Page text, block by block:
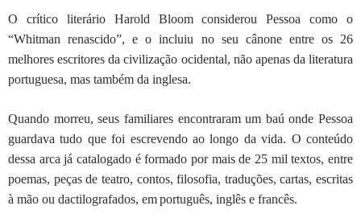
O crítico literário Harold Bloom considerou Pessoa como o
“Whitman renascido”, e o incluiu no seu cânone entre os 26
melhores escritores da civilização ocidental, não apenas da literatura
portuguesa, mas também da inglesa.
Quando morreu, seus familiares encontraram um baú onde Pessoa
guardava tudo que foi escrevendo ao longo da vida. O conteúdo
dessa arca já catalogado é formado por mais de 25 mil textos, entre
poemas, peças de teatro, contos, filosofia, traduções,cartas, escritas
à mão ou dactilografados, emportuguês, inglês e francês.